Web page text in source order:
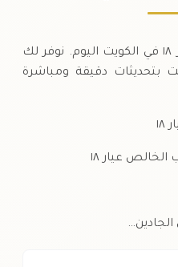
دينار
تابع سعر ربع كيلو الذهب عيار ١٨ في الكويت اليوم. نوفر لك
بتحديثات دقيقة ومباشرة